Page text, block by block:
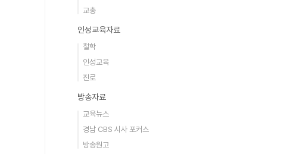
교총
인성교육자료
철학
인성교육
진로
방송자료
교육뉴스
경남 CBS 시사 포커스
방송원고